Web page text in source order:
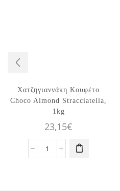
Χατζηγιαννάκη Κουφέτο
Choco Almond Stracciatella,
1kg
23,15€
Χατζηγιαννάκη